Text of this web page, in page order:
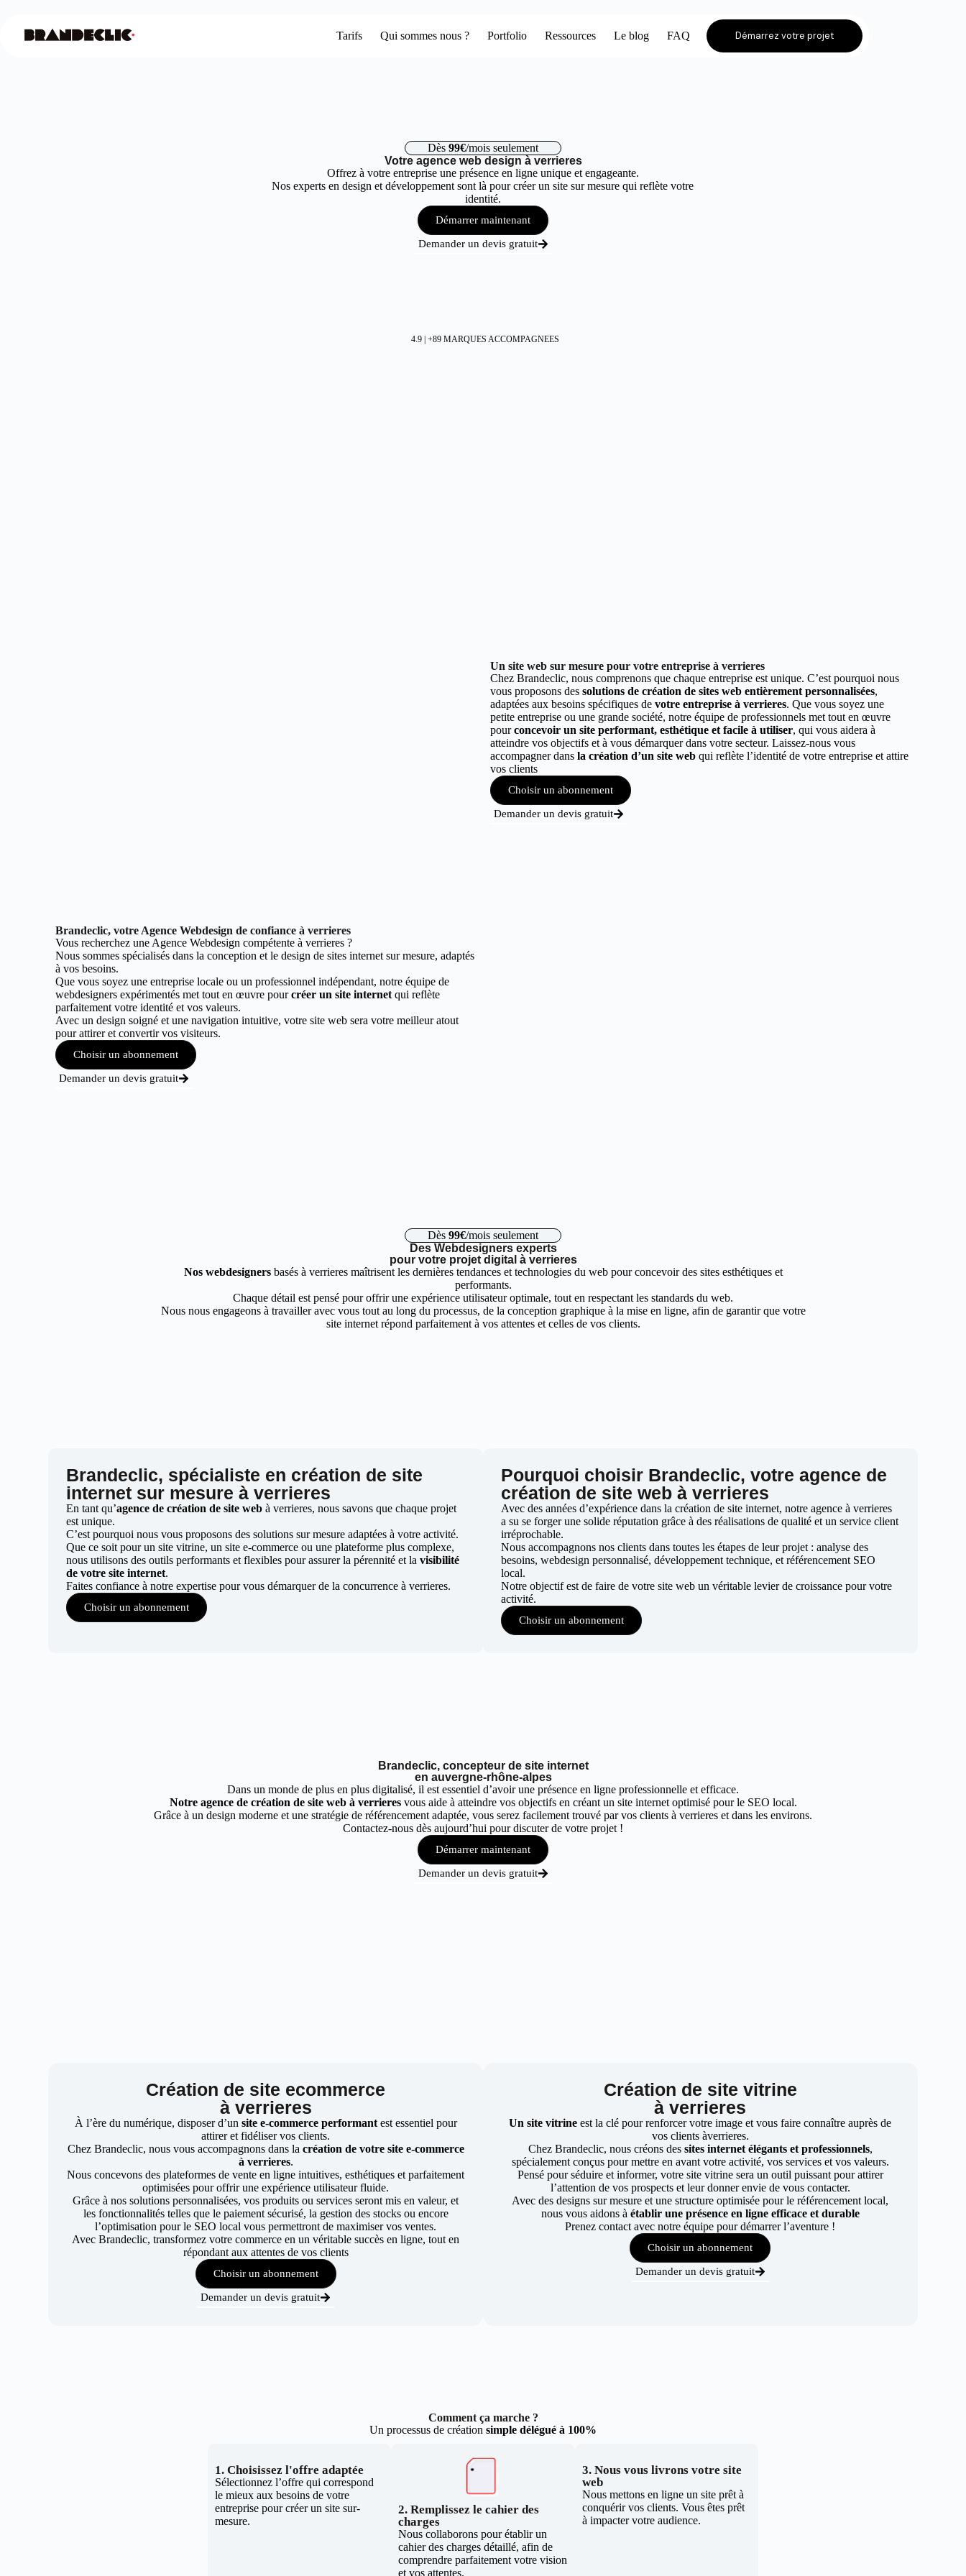
Tarifs Qui sommes nous ? Portfolio Ressources Le blog FAQ Démarrez votre projet
Dès 99€/mois seulement
Votre agence web design à verrieres
Offrez à votre entreprise une présence en ligne unique et engageante.
Nos experts en design et développement sont là pour créer un site sur mesure qui reflète votre
identité.
Démarrer maintenant
Demander un devis gratuit
4.9 | +89 MARQUES ACCOMPAGNEES
Un site web sur mesure pour votre entreprise à verrieres
Chez Brandeclic, nous comprenons que chaque entreprise est unique. C’est pourquoi nous
vous proposons des solutions de création de sites web entièrement personnalisées,
adaptées aux besoins spécifiques de votre entreprise à verrieres. Que vous soyez une
petite entreprise ou une grande société, notre équipe de professionnels met tout en œuvre
pourconcevoir un site performant, esthétique et facile à utiliser, qui vous aidera à
atteindre vos objectifs et à vous démarquer dans votre secteur. Laissez-nous vous
accompagner dans la création d’un site web qui reflète l’identité de votre entreprise et attire
vos clients
Choisir un abonnement
Demander un devis gratuit
Brandeclic, votre Agence Webdesign de confiance à verrieres
Vous recherchez une Agence Webdesign compétente à verrieres ?
Nous sommes spécialisés dans la conception et le design de sites internet sur mesure, adaptés
à vos besoins.
Que vous soyez une entreprise locale ou un professionnel indépendant, notre équipe de
webdesigners expérimentés met tout en œuvre pourcréer un site internetqui reflète
parfaitement votre identité et vos valeurs.
Avec un design soigné et une navigation intuitive, votre site web sera votre meilleur atout
pour attirer et convertir vos visiteurs.
Choisir un abonnement
Demander un devis gratuit
Dès 99€/mois seulement
Des Webdesigners experts
pour votre projet digital à verrieres
Nos webdesignersbasés à verrieres maîtrisent les dernières tendances et technologies du web pour concevoir des sites esthétiques et
performants.
Chaque détail est pensé pour offrir une expérience utilisateur optimale, tout en respectant les standards du web.
Nous nous engageons à travailler avec vous tout au long du processus, de la conception graphique à la mise en ligne, afin de garantir que votre
site internet répond parfaitement à vos attentes et celles de vos clients.
Brandeclic, spécialiste en création de site
internet sur mesure à verrieres
En tant qu’agence de création de site web à verrieres, nous savons que chaque projet
est unique.
C’est pourquoi nous vous proposons des solutions sur mesure adaptées à votre activité.
Que ce soit pour un site vitrine, un site e-commerce ou une plateforme plus complexe,
nous utilisons des outils performants et flexibles pour assurer la pérennité et lavisibilité
de votre site internet.
Faites confiance à notre expertise pour vous démarquer de la concurrence à verrieres.
Choisir un abonnement
Pourquoi choisir Brandeclic, votre agence de
création de site web à verrieres
Avec des années d’expérience dans la création de site internet, notre agence à verrieres
a su se forger une solide réputation grâce à des réalisations de qualité et un service client
irréprochable.
Nous accompagnons nos clients dans toutes les étapes de leur projet : analyse des
besoins, webdesign personnalisé, développement technique, et référencement SEO
local.
Notre objectif est de faire de votre site web un véritable levier de croissance pour votre
activité.
Choisir un abonnement
Brandeclic, concepteur de site internet
en auvergne-rhône-alpes
Dans un monde de plus en plus digitalisé, il est essentiel d’avoir une présence en ligne professionnelle et efficace.
Notre agence de création de site web à verrieresvous aide à atteindre vos objectifs en créant un site internet optimisé pour le SEO local.
Grâce à un design moderne et une stratégie de référencement adaptée, vous serez facilement trouvé par vos clients à verrieres et dans les environs.
Contactez-nous dès aujourd’hui pour discuter de votre projet !
Démarrer maintenant
Demander un devis gratuit
Création de site ecommerce
à verrieres
À l’ère du numérique, disposer d’un site e-commerce performant est essentiel pour
attirer et fidéliser vos clients.
Chez Brandeclic, nous vous accompagnons dans la création de votre site e-commerce
à verrieres.
Nous concevons des plateformes de vente en ligne intuitives, esthétiques et parfaitement
optimisées pour offrir une expérience utilisateur fluide.
Grâce à nos solutions personnalisées, vos produits ou services seront mis en valeur, et
les fonctionnalités telles que le paiement sécurisé, la gestion des stocks ou encore
l’optimisation pour le SEO local vous permettront de maximiser vos ventes.
Avec Brandeclic, transformez votre commerce en un véritable succès en ligne, tout en
répondant aux attentes de vos clients
Choisir un abonnement
Demander un devis gratuit
Création de site vitrine
à verrieres
Un site vitrine est la clé pour renforcer votre image et vous faire connaître auprès de
vos clients àverrieres.
Chez Brandeclic, nous créons dessites internet élégants et professionnels,
spécialement conçus pour mettre en avant votre activité, vos services et vos valeurs.
Pensé pour séduire et informer, votre site vitrine sera un outil puissant pour attirer
l’attention de vos prospects et leur donner envie de vous contacter.
Avec des designs sur mesure et une structure optimisée pour le référencement local,
nous vous aidons à établir une présence en ligne efficace et durable
Prenez contact avec notre équipe pour démarrer l’aventure !
Choisir un abonnement
Demander un devis gratuit
Comment ça marche ?
Un processus de création simple délégué à 100%
1. Choisissez l'offre adaptée
Sélectionnez l’offre qui correspond
le mieux aux besoins de votre
entreprise pour créer un site sur-
mesure.
2. Remplissez le cahier des
charges
Nous collaborons pour établir un
cahier des charges détaillé, afin de
comprendre parfaitement votre vision
et vos attentes.
3. Nous vous livrons votre site
web
Nous mettons en ligne un site prêt à
conquérir vos clients. Vous êtes prêt
à impacter votre audience.